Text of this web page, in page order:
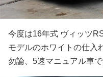
今度は16年式 ヴィッツ
モデルのホワイトの仕入
勿論、5速マニュアル車で